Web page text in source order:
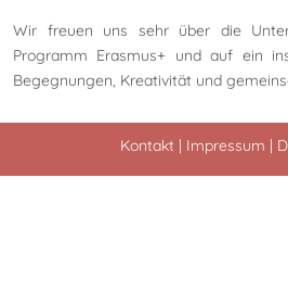
Wir freuen uns sehr über die
Programm Erasmus+ und auf ein
Begegnungen, Kreativität und
Kontakt | Impressum |